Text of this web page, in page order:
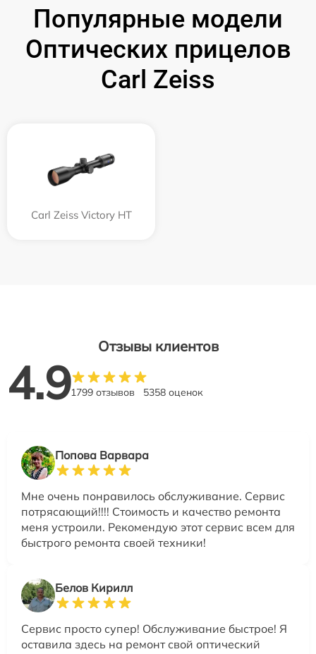
Популярные модели
Оптических прицелов
Carl Zeiss
Carl Zeiss Victory HT
Отзывы клиентов
4.91799 отзывов 5358 оценок
Попова Варвара
Мне очень понравилось обслуживание. Сервис
потрясающий!!!! Стоимость и качество ремонта
меня устроили. Рекомендую этот сервис всем для
быстрого ремонта своей техники!
Белов Кирилл
Сервис просто супер! Обслуживание быстрое! Я
оставила здесь на ремонт свой оптический